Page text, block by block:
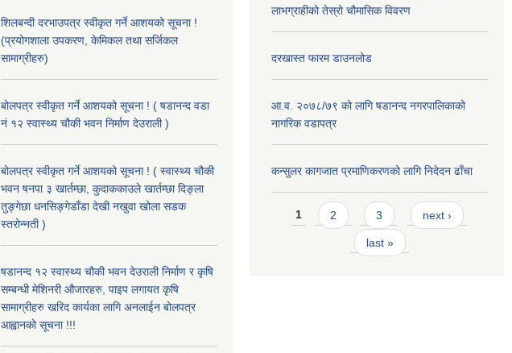
शिलबन्दी दरभाउपत्र स्वीकृत गर्ने आशयको सूचना !
(प्रयोगशाला उपकरण, केमिकल तथा सर्जिकल
सामाग्रीहरु)
बोलपत्र स्वीकृत गर्ने आशयको सूचना ! ( षडानन्द वडा
नं १२ स्वास्थ्य चौकी भवन निर्माण देउराली )
बोलपत्र स्वीकृत गर्ने आशयको सूचना ! ( स्वास्थ्य चौकी
भवन षनपा ३ खार्तम्छा, कुदाककाउले खार्तम्छा दिङ्ला
तुङ्गेछा धनसिङ्गेडाँडा देखी नखुवा खोला सडक
स्तरोन्नती )
षडानन्द १२ स्वास्थ्य चौकी भवन देउराली निर्माण र कृषि
सम्बन्धी मेशिनरी औजारहरु, पाइप लगायत कृषि
सामाग्रीहरु खरिद कार्यका लागि अनलाईन बोलपत्र
आह्वानको सूचना !!!
लाभग्राहीको तेस्रो चौमासिक विवरण
दरखास्त फारम डाउनलोड
आ.व. २०७८/७९ को लागि षडानन्द नगरपालिकाको
नागरिक वडापत्र
कन्सुलर कागजात प्रमाणिकरणको लागि निदेदन ढाँचा
Pages
1 2 3 next ›
last »